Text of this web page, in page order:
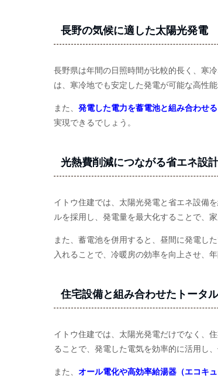
長野の気候に適した太陽光発電
長野県は年間の日照時間が比較的長く、寒
は、寒冷地でも安定した発電が可能な高性
また、発電した電力を蓄電池と組み合わせ
実現できるでしょう。
光熱費削減につながる省エネ設
イトウ住建では、太陽光発電と省エネ設備
ルを採用し、発電量を最大化することで、
また、蓄電池を併用すると、昼間に発電し
入れることで、冷暖房の効率を向上させ、
住宅設備と組み合わせたトータ
イトウ住建では、太陽光発電だけでなく、
ることで、発電した電気を効率的に活用し
また、オール電化や高効率給湯器（エコキ